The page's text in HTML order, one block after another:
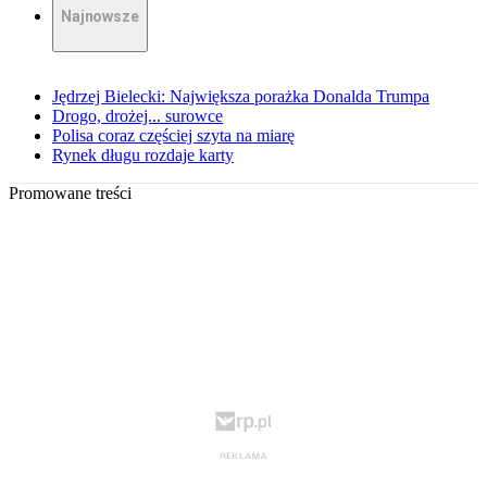
Najnowsze
Jędrzej Bielecki: Największa porażka Donalda Trumpa
Drogo, drożej... surowce
Polisa coraz częściej szyta na miarę
Rynek długu rozdaje karty
Promowane treści